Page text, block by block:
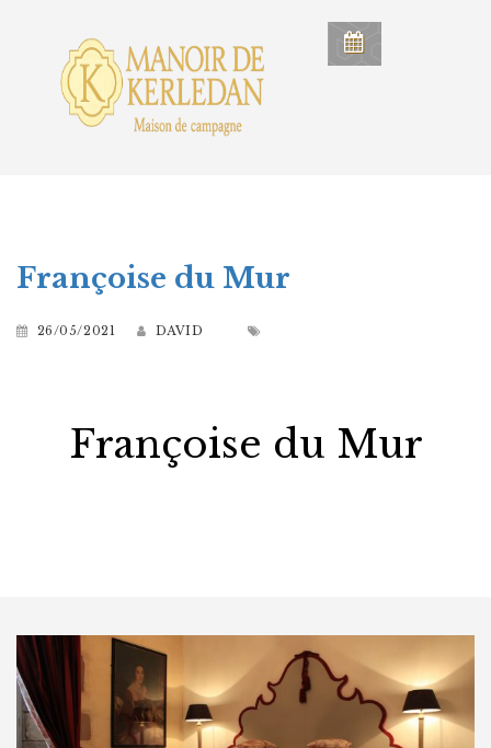
Françoise du Mur
26/05/2021 DAVID
Françoise du Mur